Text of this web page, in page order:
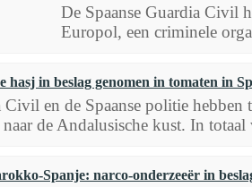
De Spaanse Guardia Civil
Europol, een criminele
hasj in beslag genomen in tomaten in
Civil en de Spaanse politie
de Andalusische kust. In
Spanje: narco-onderzeeër in